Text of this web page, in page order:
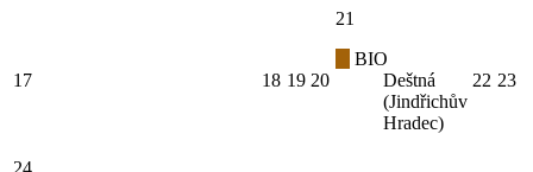
17 18 19 20
21
BIO
Deštná
(Jindřichův
Hradec)
22 23